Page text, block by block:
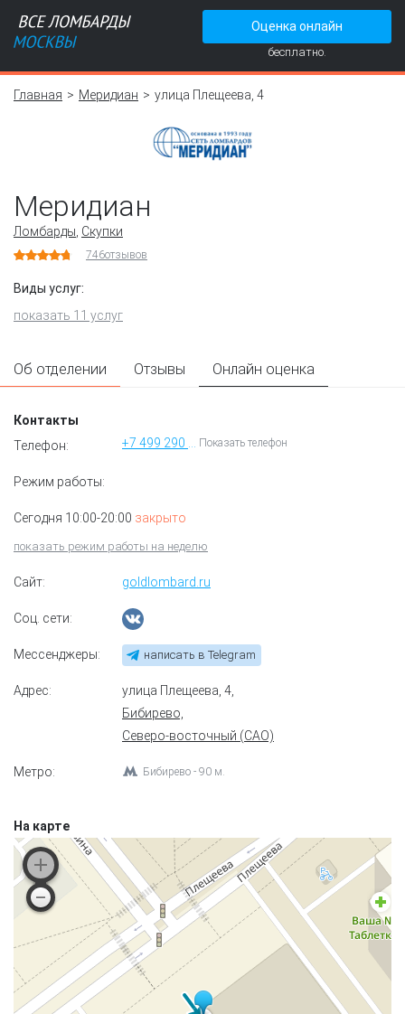
Оценка онлайн
бесплатно.
Главная Меридиан улица Плещеева, 4
Меридиан
Ломбарды Скупки
746отзывов
Виды услуг:
показать 11 услуг
Об отделении Отзывы Онлайн оценка
Контакты
Телефон:
Показать телефон
Режим работы:
Сегодня 10:00-20:00 закрыто
показать режим работы на неделю
Сайт: goldlombard.ru
Соц. сети:
Мессенджеры: написать в Telegram
Адрес: улица Плещеева, 4
Бибирево,
Северо-восточный (САО)
Метро: Бибирево - 90 м.
На карте